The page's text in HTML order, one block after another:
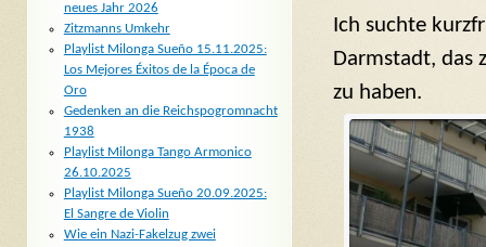
Ich suchte
Darmstadt, das
zu haben.
neues Jahr 2026
Zitzmanns Umkehr
Playlist Milonga Sueño 15.11.2025:
Los Mejores Éxitos de la Época de
Oro
Gedenken an die Reichspogromnacht
1938
Playlist Milonga Tango Armonico
26.10.2025
Playlist Milonga Sueño 20.09.2025:
El Sangre de Violin
Wie ein Nazi-Fakelzug zwei